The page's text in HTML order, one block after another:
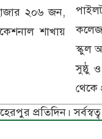
২০৬ জন,
শাখায়
স্কুল
সুষ্ঠু
থেকে
প্রতিদিন। সর্বস্বত্ব